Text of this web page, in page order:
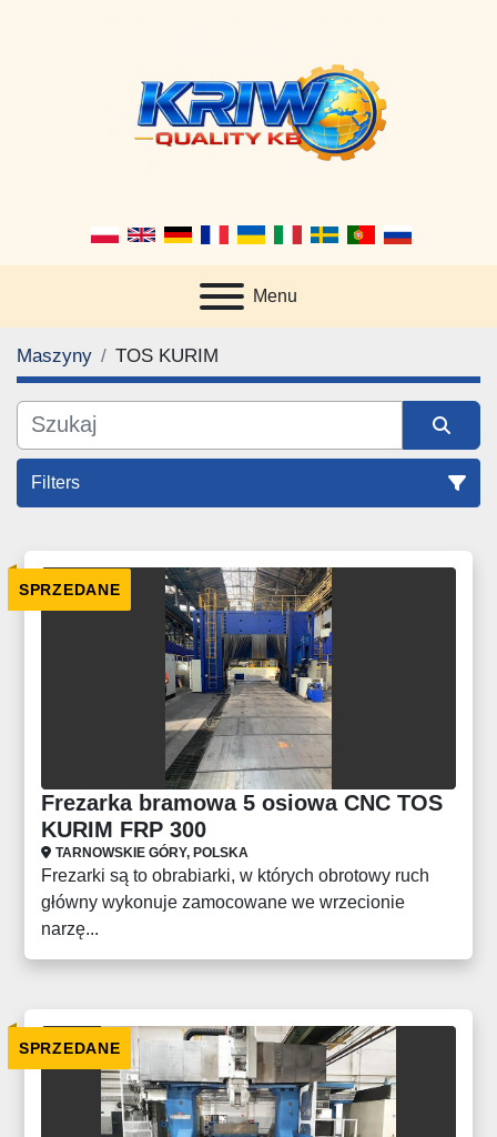
Menu
Maszyny TOS KURIM
Filters
Wszystkie kategorie
Sortuj według
SPRZEDANE
Frezarka bramowa 5 osiowa CNC TOS
KURIM FRP 300
TARNOWSKIE GÓRY, POLSKA
Frezarki są to obrabiarki, w których obrotowy ruch
główny wykonuje zamocowane we wrzecionie
narzę...
SPRZEDANE